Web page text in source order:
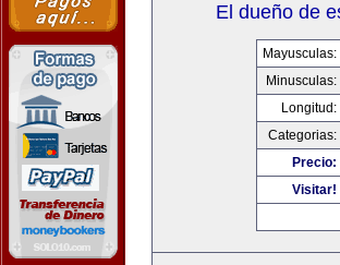
El dueño de
Mayusculas:
Minusculas:
Longitud:
Categorias:
Precio:
Visitar!